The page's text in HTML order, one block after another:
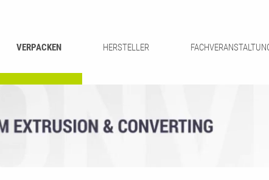
VERPACKEN HERSTELLER